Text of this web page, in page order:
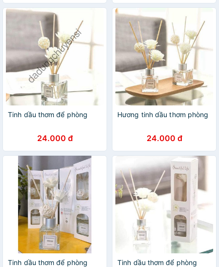
Tinh dầu thơm để phòng
24.000 đ
Hương tinh dầu thơm phòng
24.000 đ
Tinh dầu thơm để phòng Tinh dầu thơm để phòng